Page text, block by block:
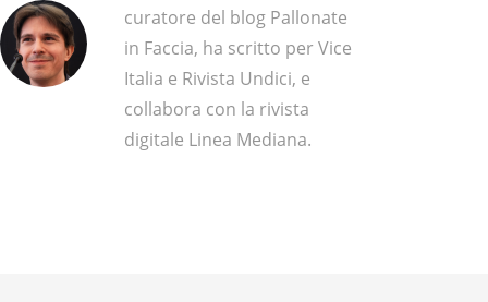
curatore del blog Pallonate
in Faccia, ha scritto per Vice
Italia e Rivista Undici, e
collabora con la rivista
digitale Linea Mediana.